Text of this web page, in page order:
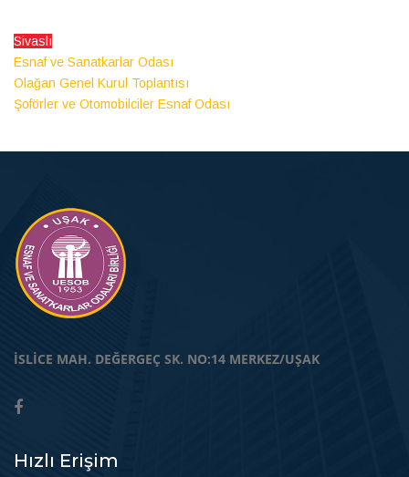
Sivaslı
Esnaf ve Sanatkarlar Odası
Olağan Genel Kurul Toplantısı
Şoförler ve Otomobilciler Esnaf Odası
İSLİCE MAH. DEĞERGEÇ SK. NO:14 MERKEZ/UŞAK
Hızlı Erişim